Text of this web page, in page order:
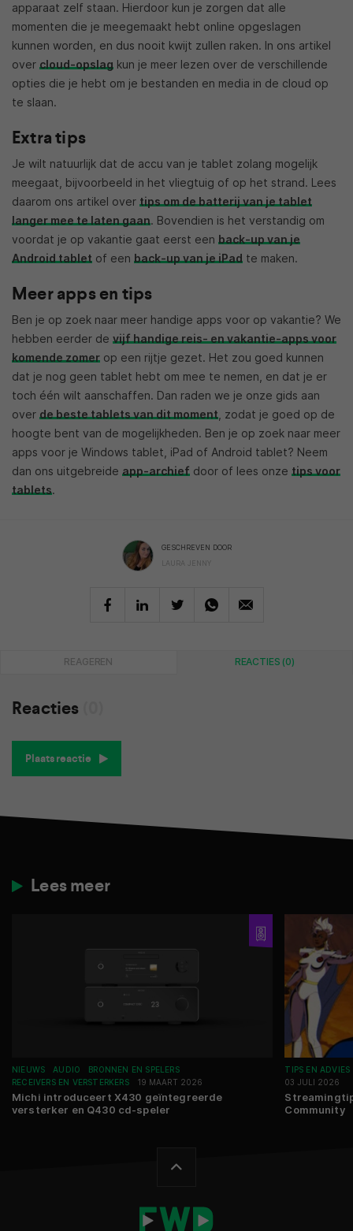
apparaat zelf staan. Hierdoor kun je zorgen dat alle
momenten die je meegemaakt hebt online opgeslagen
kunnen worden, en dus nooit kwijt zullen raken. In ons artikel
over cloud-opslag kun je meer lezen over de verschillende
opties die je hebt om je bestanden en media in de cloud op
te slaan.
Extra tips
Je wilt natuurlijk dat de accu van je tablet zolang mogelijk
meegaat, bijvoorbeeld in het vliegtuig of op het strand. Lees
daarom ons artikel over tips om de batterij van je tablet
langer mee te laten gaan. Bovendien is het verstandig om
voordat je op vakantie gaat eerst een back-up van je
Android tablet of een back-up van je iPad te maken.
Meer apps en tips
Ben je op zoek naar meer handige apps voor op vakantie? We
hebben eerder de vijf handige reis- en vakantie-apps voor
komende zomer op een rijtje gezet. Het zou goed kunnen
dat je nog geen tablet hebt om mee te nemen, en dat je er
toch één wilt aanschaffen. Dan raden we je onze gids aan
over de beste tablets van dit moment , zodat je goed op de
hoogte bent van de mogelijkheden. Ben je op zoek naar meer
apps voor je Windows tablet, iPad of Android tablet? Neem
dan ons uitgebreide app-archief door of lees onze tips voor
tablets.
GESCHREVEN DOOR
LAURA JENNY
REAGEREN REACTIES (0)
Reacties
Plaats reactie
Lees meer
NIEUWS AUDIO
BRONNEN EN SPELERS
RECEIVERS EN VERSTERKERS
19 MAART 2026
Michi introduceert X430 geïntegreerde
versterker en Q430 cd-speler
TIPS EN ADVIES
03 JULI 2026
Community